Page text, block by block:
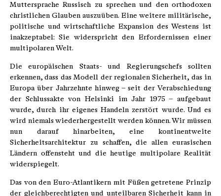
Muttersprache Russisch zu sprechen und den orthodoxen
christlichen Glauben auszuüben. Eine weitere militärische,
politische und wirtschaftliche Expansion des Westens ist
inakzeptabel: Sie widerspricht den Erfordernissen einer
multipolaren Welt.
Die europäischen Staats- und Regierungschefs sollten
erkennen, dass das Modell der regionalen Sicherheit, das in
Europa über Jahrzehnte hinweg – seit der Verabschiedung
der Schlussakte von Helsinki im Jahr 1975 – aufgebaut
wurde, durch ihr eigenes Handeln zerstört wurde. Und es
wird niemals wiederhergestellt werden können. Wir müssen
nun darauf hinarbeiten, eine kontinentweite
Sicherheitsarchitektur zu schaffen, die allen eurasischen
Ländern offensteht und die heutige multipolare Realität
widerspiegelt.
Das von den Euro-Atlantikern mit Füßen getretene Prinzip
der gleichberechtigten und unteilbaren Sicherheit kann in